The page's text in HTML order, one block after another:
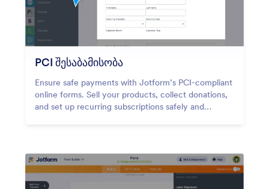
PCI შესაბამისობა
Ensure safe payments with Jotform’s PCI-compliant
online forms. Sell your products, collect donations,
and set up recurring subscriptions safely and